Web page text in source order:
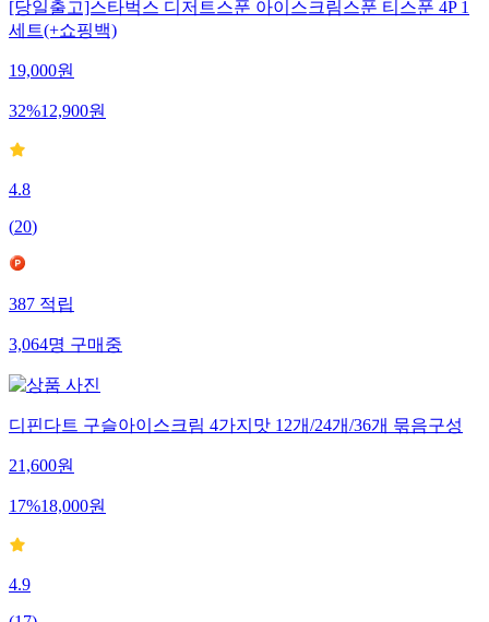
[당일출고]스타벅스 디저트스푼 아이스크림스푼 티스푼 4P 1
세트(+쇼핑백)
19,000원
32%12,900원
4.8
(20)
387적립
3,064명구매중
디핀다트 구슬아이스크림 4가지맛 12개/24개/36개 묶음구성
21,600원
17%18,000원
4.9